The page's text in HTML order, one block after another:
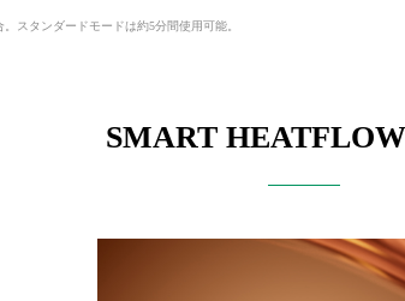
スタンダードモードは約5分間使用可能。
SMART